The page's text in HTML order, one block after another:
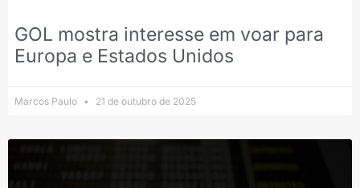
GOL mostra interesse em voar para
Europa e Estados Unidos
Marcos Paulo 21 de outubro de 2025